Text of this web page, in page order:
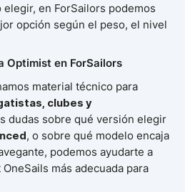
en ForSailors podemos
opción según el peso, el nivel
Optimist en ForSailors
material técnico para
clubes y
dudas sobre qué versión elegir
, o sobre qué modelo encaja
podemos ayudarte a
más adecuada para